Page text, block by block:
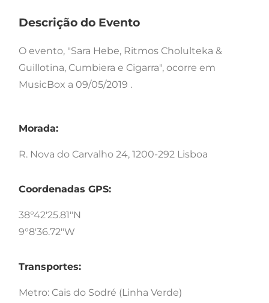
Descrição do Evento
O evento, "Sara Hebe, Ritmos Cholulteka &
Guillotina, Cumbiera e Cigarra", ocorre em
MusicBox a 09/05/2019 .
Morada:
R. Nova do Carvalho 24, 1200-292 Lisboa
Coordenadas GPS:
38°42'25.81"N
9°8'36.72"W
Transportes:
Metro: Cais do Sodré (Linha Verde)